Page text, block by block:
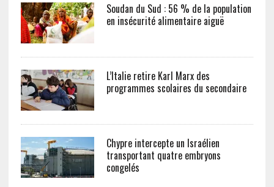
Soudan du Sud : 56 % de la population
en insécurité alimentaire aiguë
L’Italie retire Karl Marx des
programmes scolaires du secondaire
Chypre intercepte un Israélien
transportant quatre embryons
congelés